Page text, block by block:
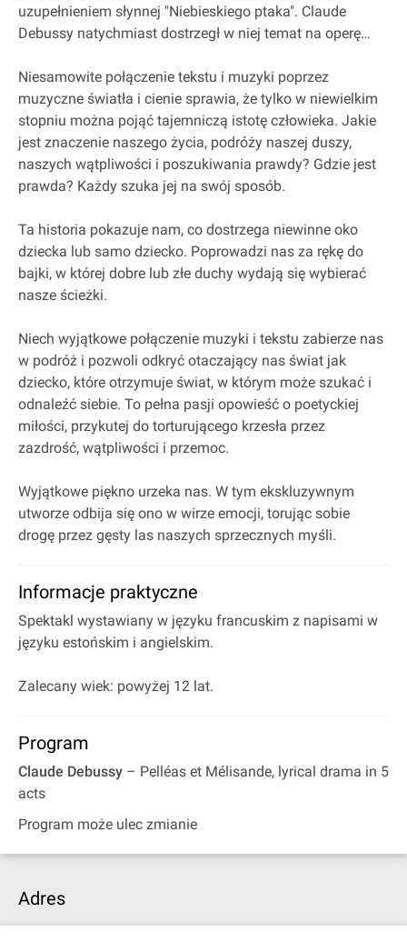
uzupełnieniem słynnej "Niebieskiego ptaka". Claude
Debussy natychmiast dostrzegł w niej temat na operę…
Niesamowite połączenie tekstu i muzyki poprzez
muzyczne światła i cienie sprawia, że tylko w niewielkim
stopniu można pojąć tajemniczą istotę człowieka. Jakie
jest znaczenie naszego życia, podróży naszej duszy,
naszych wątpliwości i poszukiwania prawdy? Gdzie jest
prawda? Każdy szuka jej na swój sposób.
Ta historia pokazuje nam, co dostrzega niewinne oko
dziecka lub samo dziecko. Poprowadzi nas za rękę do
bajki, w której dobre lub złe duchy wydają się wybierać
nasze ścieżki.
Niech wyjątkowe połączenie muzyki i tekstu zabierze nas
w podróż i pozwoli odkryć otaczający nas świat jak
dziecko, które otrzymuje świat, w którym może szukać i
odnaleźć siebie. To pełna pasji opowieść o poetyckiej
miłości, przykutej do torturującego krzesła przez
zazdrość, wątpliwości i przemoc.
Wyjątkowe piękno urzeka nas. W tym ekskluzywnym
utworze odbija się ono w wirze emocji, torując sobie
drogę przez gęsty las naszych sprzecznych myśli.
Informacje praktyczne
Spektakl wystawiany w języku francuskim z napisami w
języku estońskim i angielskim.
Zalecany wiek: powyżej 12 lat.
Program
Claude Debussy – Pelléas et Mélisande, lyrical drama in 5
acts
Program może ulec zmianie
Adres